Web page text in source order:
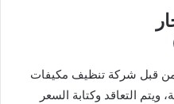
من قبل شركة تنظيف مكيفات
ويتم التعاقد وكتابة السعر